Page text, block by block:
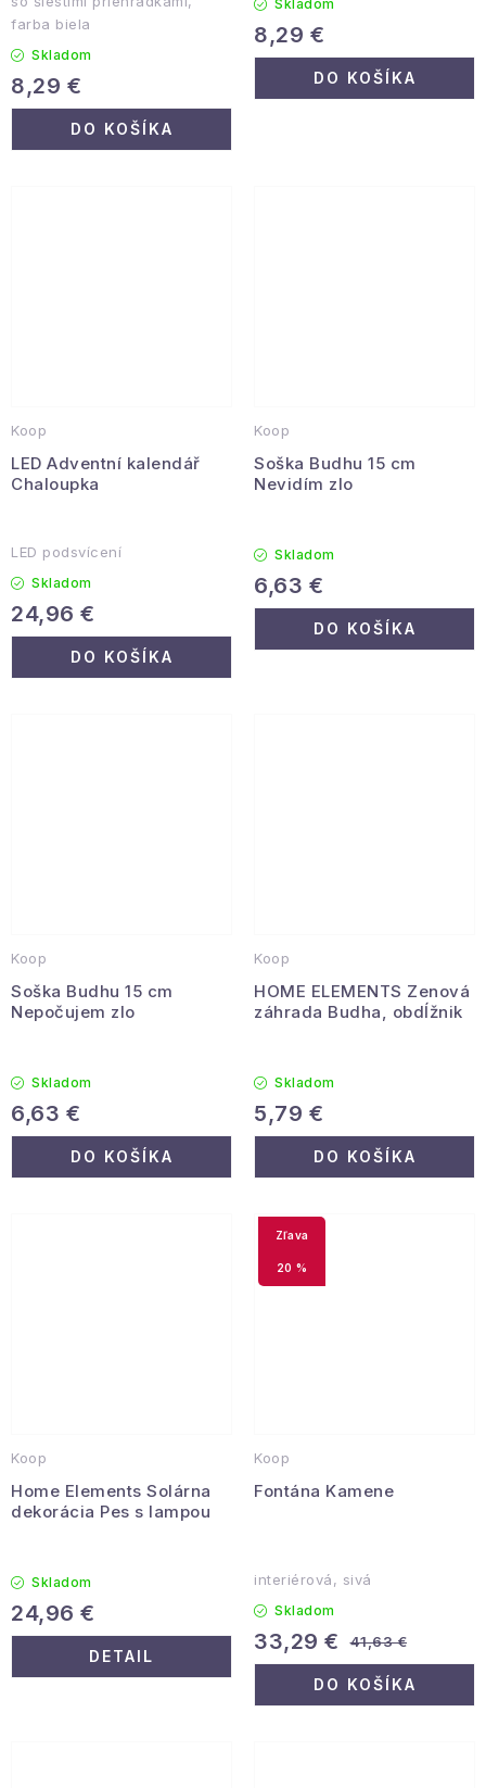
farba biela
Skladom
8,29 €
DO KOŠÍKA
Skladom
8,29 €
DO KOŠÍKA
Koop
LED Adventní kalendář
Chaloupka
LED podsvícení
Skladom
24,96 €
DO KOŠÍKA
Koop
Soška Budhu 15 cm
Nevidím zlo
Skladom
6,63 €
DO KOŠÍKA
Koop
Soška Budhu 15 cm
Nepočujem zlo
Skladom
6,63 €
DO KOŠÍKA
Koop
HOME ELEMENTS Zenová
záhrada Budha, obdĺžnik
Skladom
5,79 €
DO KOŠÍKA
Koop
Home Elements Solárna
dekorácia Pes s lampou
Skladom
24,96 €
DETAIL
Koop
Fontána Kamene
20 %
interiérová, sivá
Skladom
33,29 € 41,63 €
DO KOŠÍKA